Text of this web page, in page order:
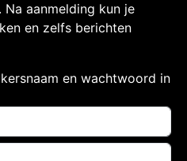
aanmelding kun je
en zelfs berichten
en wachtwoord in